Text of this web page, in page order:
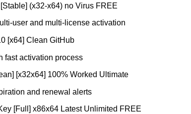
(x32-x64) no Virus FREE
user and multi-license activation
[x64] Clean GitHub
fast activation process
[x32x64] 100% Worked Ultimate
and renewal alerts
[Full] x86x64 Latest Unlimited FREE